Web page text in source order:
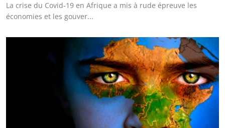
La crise du Covid-19 en Afrique a mis à rude épreuve les
économies et les gouver...